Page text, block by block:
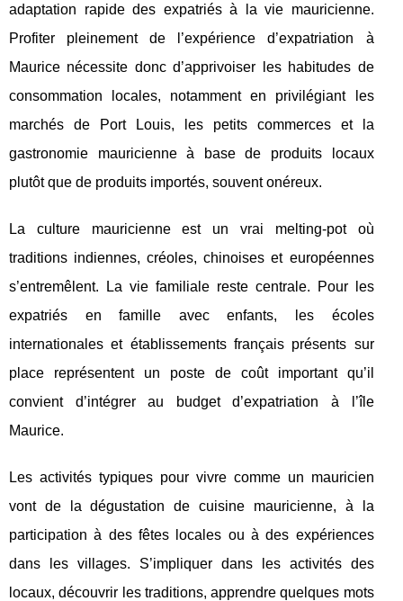
adaptation rapide des expatriés à la vie mauricienne.
Profiter pleinement de l’expérience d’expatriation à
Maurice nécessite donc d’apprivoiser les habitudes de
consommation locales, notamment en privilégiant les
marchés de Port Louis, les petits commerces et la
gastronomie mauricienne à base de produits locaux
plutôt que de produits importés, souvent onéreux.
La culture mauricienne est un vrai melting-pot où
traditions indiennes, créoles, chinoises et européennes
s’entremêlent. La vie familiale reste centrale. Pour les
expatriés en famille avec enfants, les écoles
internationales et établissements français présents sur
place représentent un poste de coût important qu’il
convient d’intégrer au budget d’expatriation à l’île
Maurice.
Les activités typiques pour vivre comme un mauricien
vont de la dégustation de cuisine mauricienne, à la
participation à des fêtes locales ou à des expériences
dans les villages. S’impliquer dans les activités des
locaux, découvrir les traditions, apprendre quelques mots